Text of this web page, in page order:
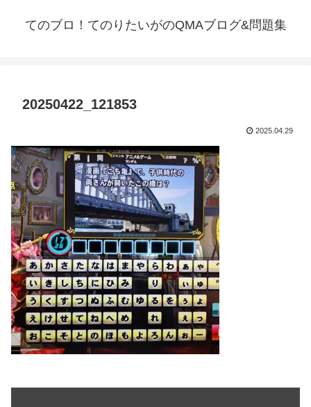
てのブロ！てのりたいがのQMAブログ&問題集
20250422_121853
2025.04.29